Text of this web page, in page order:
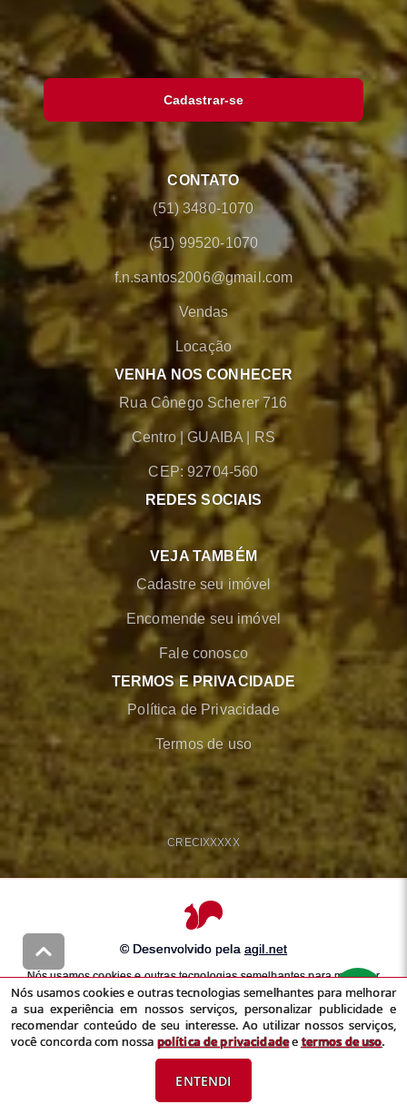
Cadastrar-se
CONTATO
(51) 3480-1070
(51) 99520-1070
f.n.santos2006@gmail.com
Vendas
Locação
VENHA NOS CONHECER
Rua Cônego Scherer 716
Centro |GUAIBA RS
CEP: 92704-560
REDES SOCIAIS
VEJA TAMBÉM
Cadastre seu imóvel
Encomende seu imóvel
Fale conosco
TERMOS E PRIVACIDADE
Política de Privacidade
Termos de uso
CRECIXXXXX
© Desenvolvido pela agil.net
Nós usamos cookies e outras tecnologias semelhantes para melhorar
a sua experiência em nossos serviços, personalizar publicidade e
recomendar conteúdo de seu interesse. Ao utilizar nossos serviços,
você concorda com nossapolítica de privacidadeetermos de uso
Nós usamos cookies e outras tecnologias semelhantes para melhorar
a sua experiência em nossos serviços, personalizar publicidade e
recomendar conteúdo de seu interesse. Ao utilizar nossos serviços,
você concorda com nossa política de privacidadeetermos de uso.
ENTENDI